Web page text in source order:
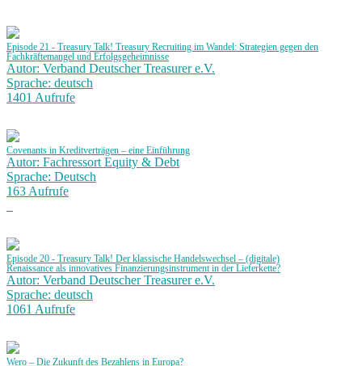
Episode 21 - Treasury Talk! Treasury Recruiting im Wandel: Strategien gegen den
Fachkräftemangel und Erfolgsgeheimnisse
Autor: Verband Deutscher Treasurer e.V.
Sprache: deutsch
1401 Aufrufe
Covenants in Kreditverträgen – eine Einführung
Autor: Fachressort Equity & Debt
Sprache: Deutsch
163 Aufrufe
Episode 20 - Treasury Talk! Der klassische Handelswechsel – (digitale)
Renaissance als innovatives Finanzierungsinstrument in der Lieferkette?
Autor: Verband Deutscher Treasurer e.V.
Sprache: deutsch
1061 Aufrufe
Wero – Die Zukunft des Bezahlens in Europa?